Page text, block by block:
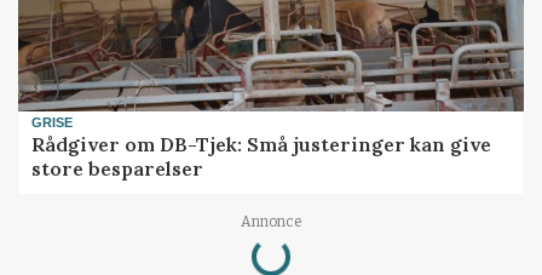
GRISE
Rådgiver om DB-Tjek: Små justeringer kan give
store besparelser
Annonce
Loading...